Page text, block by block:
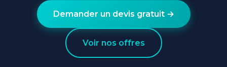
Demander un devis gratuit →
Voir nos offres